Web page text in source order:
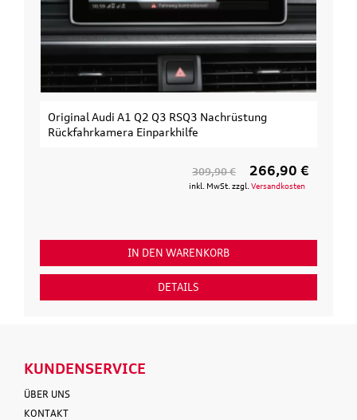
Original Audi A1 Q2 Q3 RSQ3 Nachrüstung
Rückfahrkamera Einparkhilfe
309,90 € 266,90 €
inkl. MwSt. zzgl. Versandkosten
IN DEN WARENKORB
DETAILS
KUNDENSERVICE
ÜBER UNS
KONTAKT